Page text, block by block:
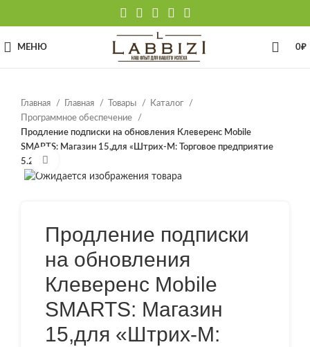
МЕНЮ 0₽
Главная Главная Товары
Каталог
Программное обеспечение
Продление подписки на обновления Клеверенс Mobile
SMARTS: Магазин 15,для «Штрих-М: Торговое предприятие
5.2»
Продление подписки
на обновления
Клеверенс Mobile
SMARTS: Магазин
15,для «Штрих-М: